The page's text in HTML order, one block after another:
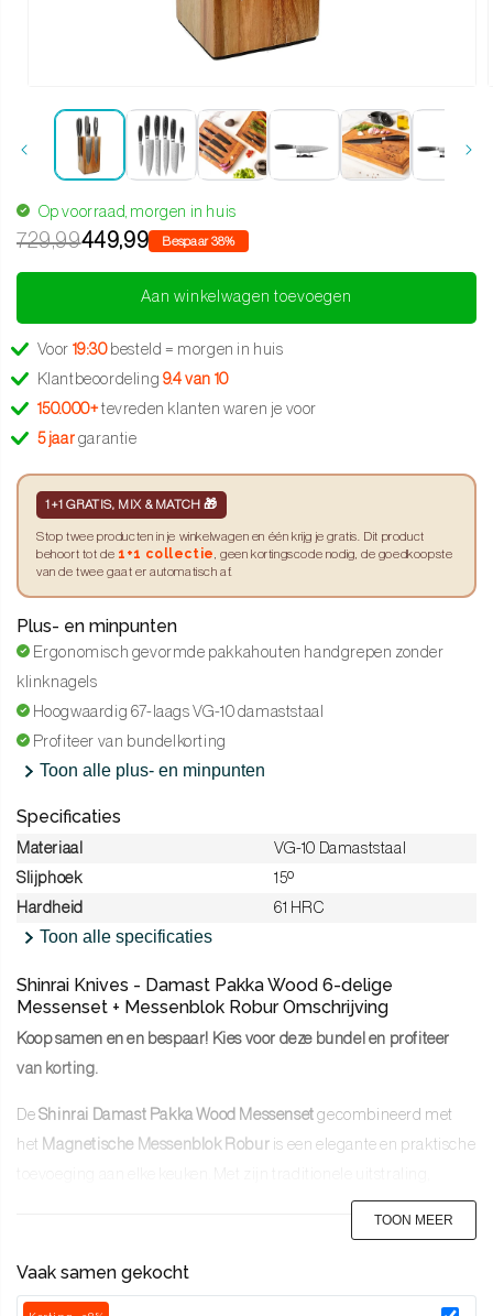
Op voorraad, morgen in huis
729,99449,99 Bespaar 38%
Aan winkelwagen toevoegen
Voor 19:30besteld = morgen in huis
Klantbeoordeling 9.4 van 10
150.000+tevreden klanten waren je voor
5 jaar garantie
1+1 GRATIS, MIX & MATCH 🎁
Stop twee producten in je winkelwagen en één krijg je gratis. Dit product
behoort tot de 1+1 collectie , geen kortingscode nodig, de goedkoopste
van de twee gaat er automatisch af.
Plus- en minpunten
Ergonomisch gevormde pakkahouten handgrepen zonder
klinknagels
Hoogwaardig 67-laags VG-10 damaststaal
Profiteer van bundelkorting
Toon alle plus- en minpunten
Specificaties
Materiaal
VG-10 Damaststaal
Slijphoek
15º
Hardheid
61 HRC
Toon alle specificaties
Shinrai Knives - Damast Pakka Wood 6-delige
Messenset + Messenblok Robur Omschrijving
Koop samen en en bespaar! Kies voor deze bundel en profiteer
van korting.
De Shinrai Damast Pakka Wood Messenset gecombineerd met
het Magnetische Messenblok Robur is een elegante en praktische
hoogwaardige materialen en uitzonderlijke scherpte is deze set
perfect voor de serieuze thuischef die waarde hecht aan
duurzaamheid en esthetiek
Damast Pakka Wood – Tijdloos en ergonomisch design
TOON MEER
Vaak samen gekocht